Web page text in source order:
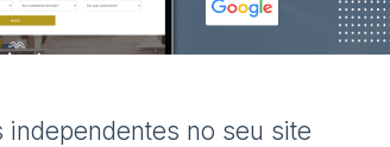
no seu site